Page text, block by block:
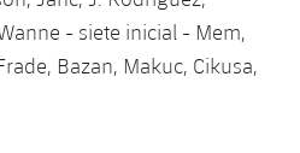
- siete inicial - Mem,
Bazan, Makuc, Cikusa,